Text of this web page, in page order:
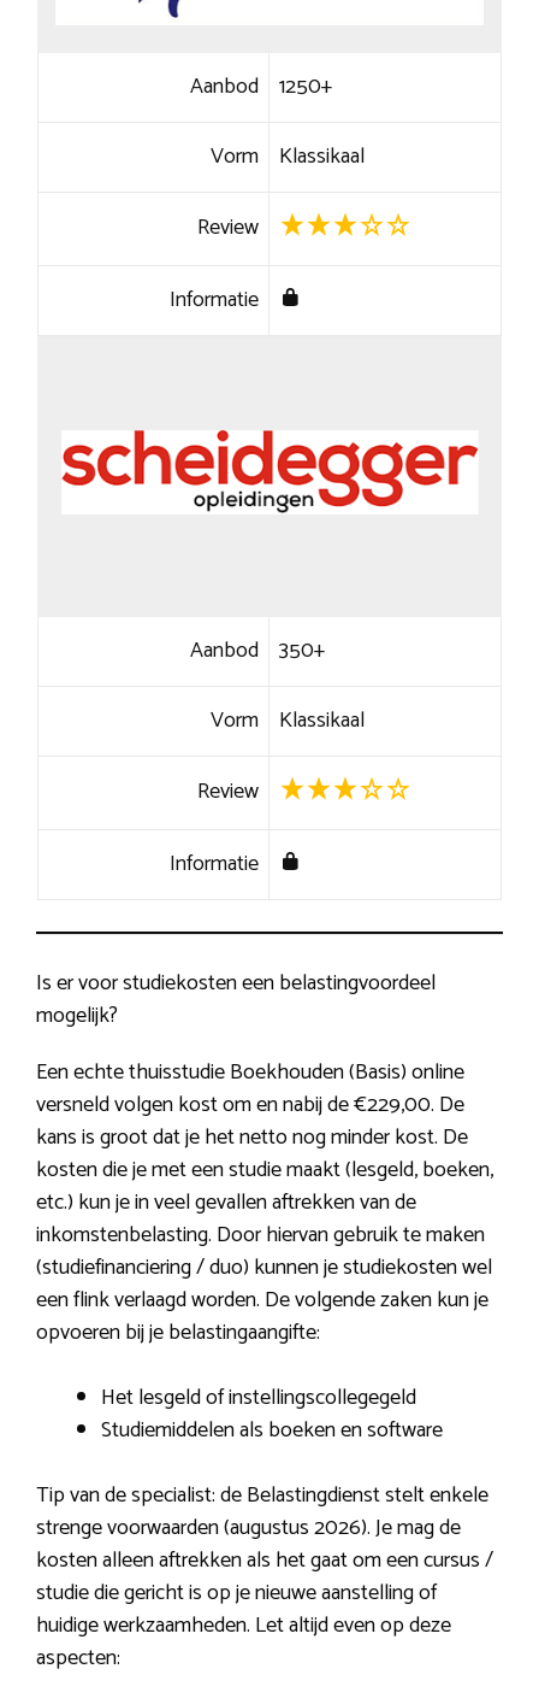
Aanbod 1250+
Vorm Klassikaal
Review
Informatie
Aanbod 350+
Vorm Klassikaal
Review
Informatie
Is er voor studiekosten een belastingvoordeel
mogelijk?
Een echte thuisstudie Boekhouden (Basis) online
versneld volgen kost om en nabij de €229,00. De
kans is groot dat je het netto nog minder kost. De
kosten die je met een studie maakt (lesgeld, boeken,
etc.) kun je in veel gevallen aftrekken van de
inkomstenbelasting. Door hiervan gebruik te maken
(studiefinanciering / duo) kunnen je studiekosten wel
een flink verlaagd worden. De volgende zaken kun je
opvoeren bij je belastingaangifte:
Het lesgeld of instellingscollegegeld
Studiemiddelen als boeken en software
Tip van de specialist: de Belastingdienst stelt enkele
strenge voorwaarden (augustus 2026). Je mag de
kosten alleen aftrekken als het gaat om een cursus /
studie die gericht is op je nieuwe aanstelling of
huidige werkzaamheden. Let altijd even op deze
aspecten: